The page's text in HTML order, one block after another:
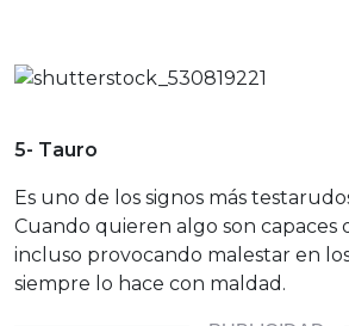
5- Tauro
Es uno de los signos más
Cuando quieren algo son capaces
incluso provocando malestar en
siempre lo hace con maldad.